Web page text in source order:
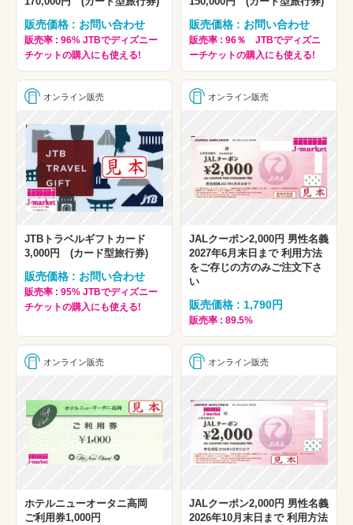
販売価格 : お問い合わせ
販売率 : 96% JTBでディズニー
チケットの購入にも使える!
販売価格 : お問い合わせ
販売率 : 96％ JTBでディズニ
ーチケットの購入にも使える!
オンライン販売
JTBトラベルギフトカード
3,000円 (カード型旅行券)
販売価格 : お問い合わせ
販売率 : 95% JTBでディズニー
チケットの購入にも使える!
オンライン販売
JALクーポン2,000円 男性名義
2027年6月末日まで 利用方法
をご存じの方のみご注文下さ
い
販売価格 : 1,790円
販売率 : 89.5%
オンライン販売
ホテルニューオータニ高岡
ご利用券1,000円
オンライン販売
JALクーポン2,000円 男性名義
2026年10月末日まで 利用方法